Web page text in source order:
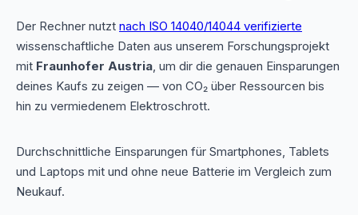
Der Rechner nutzt nach ISO 14040/14044 verifizierte
wissenschaftliche Daten aus unserem Forschungsprojekt
mit Fraunhofer Austria, um dir die genauen Einsparungen
deines Kaufs zu zeigen — von CO₂ über Ressourcen bis
hin zu vermiedenem Elektroschrott.
Durchschnittliche Einsparungen für Smartphones, Tablets
und Laptops mit und ohne neue Batterie im Vergleich zum
Neukauf.